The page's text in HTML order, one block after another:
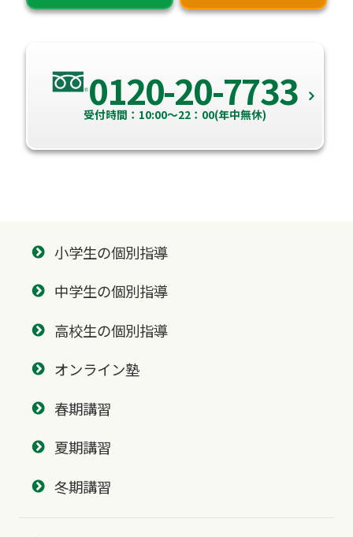
0120-20-7733
受付時間：10:00～22：00(年中無休)
小学生の個別指導
中学生の個別指導
高校生の個別指導
オンライン塾
春期講習
夏期講習
冬期講習